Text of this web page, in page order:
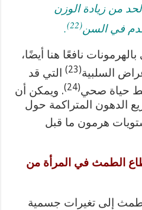
من زيادة الوزن
في السن(22)
.
نافعًا هنا أيضًا،
السلبية(23)
التي قد
حياة صحي(24)
. ويمكن أن
الدهون المتراكمة حول
هرمون ما قبل
الطمث في المرأة من
إلى تغيرات جسمية